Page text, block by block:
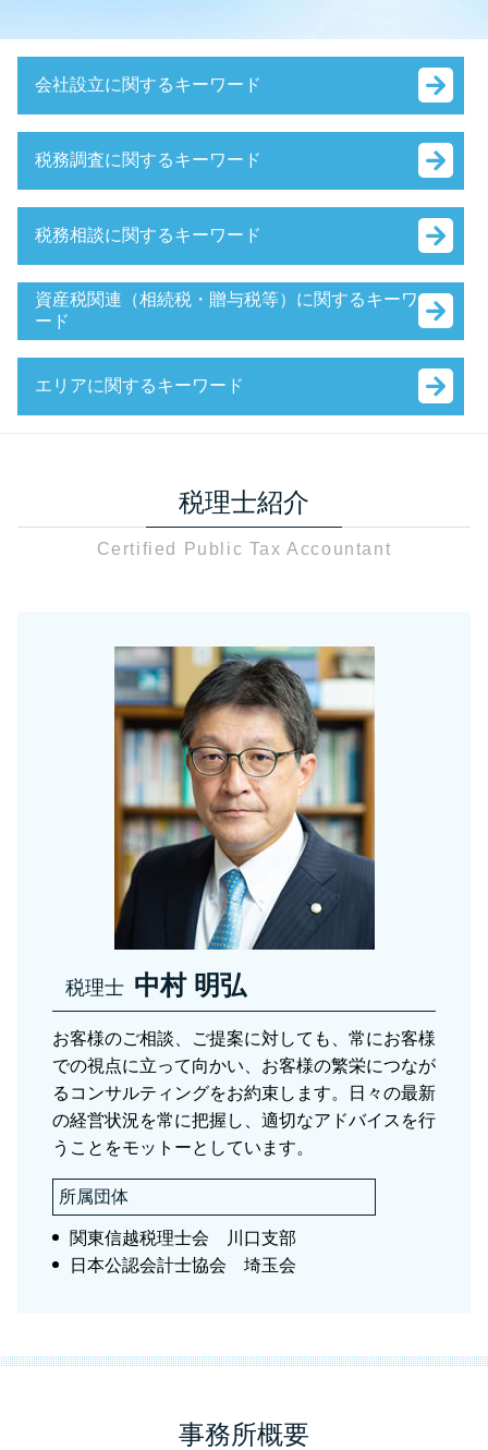
会社設立に関するキーワード
会社設立 資本金 払込
会社設立 流れ
法人設立届出書
法人設立届出書 書き方 合同会社
会社設立 届出
銀行融資 法人
会社設立 個人事業主
税務調査に関するキーワード
税務調査 確率 個人
税理士 税務調査 準備
税務 事前準備
税務調査 時期
税務調査 修正申告 流れ
税務調査 個人 いくらから
税務調査 何年分
税務調査前 修正申告
務調査 日程
税務調査
税務相談に関するキーワード
確定申告 医療費控除
決算 対策
節税対策 個人事業主
税務相談 税理士
相続税対策
確定申告 必要書類
事業承継
節税対策 不動産
確定申告
法人税 赤字
資産税関連（相続税・贈与税等）に関するキーワ
ード
固定資産税 申告
非課税 財産分与
資産税 税理士法人
贈与税 申告 手引き
資産税 空き家
贈与税 非課税 申告しない
非課税 財産
給与 課税対象とは
贈与税 申告 代理
相続税 非課税 財産
資産税 税理士
エリアに関するキーワード
資産税関連 足立区
税務相談 税理士 さいたま市
贈与税 草加市
資産税 川口市
会社設立 草加市
資産税 税理士 さいたま市
税務相談 税理士 川口市
贈与税 川口市
税務相談 草加市
相続税 税理士 さいたま市
会社設立 さいたま市
資産税 税理士 川口市
税務相談 川口市
税務調査 草加市
税理士紹介
Certified Public Tax Accountant
税理士 中村 明弘
お客様のご相談、ご提案に対しても、常にお客様
での視点に立って向かい、お客様の繁栄につなが
るコンサルティングをお約束します。日々の最新
の経営状況を常に把握し、適切なアドバイスを行
うことをモットーとしています。
所属団体
関東信越税理士会 川口支部
日本公認会計士協会 埼玉会
事務所概要